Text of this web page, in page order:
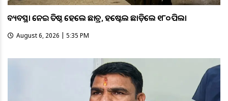
ଅବ୍ୟବସ୍ଥା ନେଇ ଅତିଷ୍ଠ ହେଲେ ଛାତ୍ର, ହଷ୍ଟେଲ ଛାଡ଼ିଲେ ୧୮୦ ପିଲା
August 6, 2026 | 5:35 PM